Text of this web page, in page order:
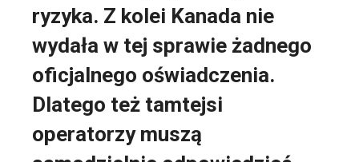
ryzyka. Z kolei Kanada nie
wydała w tej sprawie żadnego
oficjalnego oświadczenia.
Dlatego też tamtejsi
operatorzy muszą